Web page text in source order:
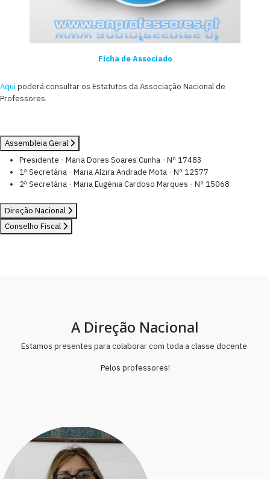
Ficha de Associado
Aqui poderá consultar os Estatutos da Associação Nacional de
Professores.
Assembleia Geral
Presidente - Maria Dores Soares Cunha - Nº 17483
1ª Secretária - Maria Alzira Andrade Mota - Nº 12577
2ª Secretária - Maria Eugénia Cardoso Marques - Nº 15068
Direção Nacional
Conselho Fiscal
A Direção Nacional
Estamos presentes para colaborar com toda a classe docente.
Pelos professores!